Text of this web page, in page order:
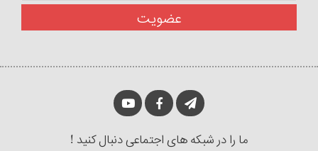
ما را در شبکه های اجتماعی دنبال کنید !